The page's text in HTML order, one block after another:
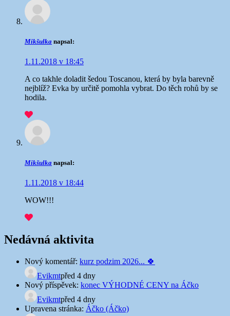
Mikšulka napsal:
1.11.2018 v 18:45
A co takhle doladit šedou Toscanou, která by byla barevně
nejblíž? Evka by určitě pomohla vybrat. Do těch rohů by se
hodila.
Mikšulka napsal:
1.11.2018 v 18:44
WOW!!!
Nedávná aktivita
Nový komentář: kurz podzim 2026... 🍀
Evikmtpřed 4 dny
Nový příspěvek: konec VÝHODNÉ CENY na Áčko
Evikmtpřed 4 dny
Upravena stránka: Áčko (Áčko)